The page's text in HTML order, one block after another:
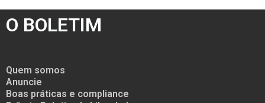
O BOLETIM
Quem somos
Anuncie
Boas práticas e compliance